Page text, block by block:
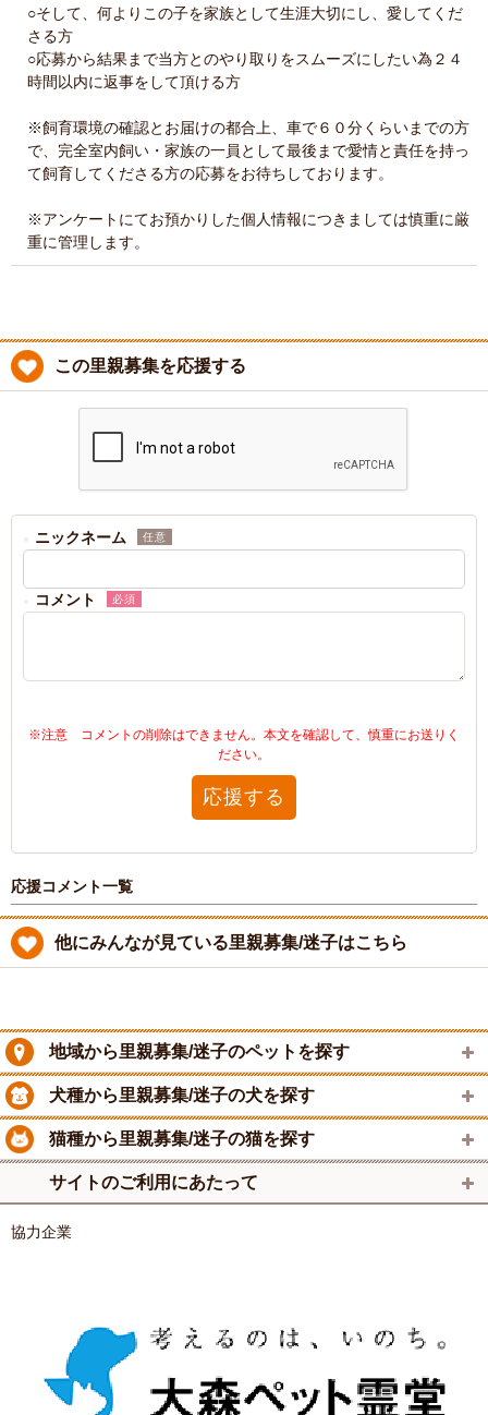
○そして、何よりこの子を家族として生涯大切にし、愛してくだ
さる方
○応募から結果まで当方とのやり取りをスムーズにしたい為２４
時間以内に返事をして頂ける方
※飼育環境の確認とお届けの都合上、車で６０分くらいまでの方
で、完全室内飼い・家族の一員として最後まで愛情と責任を持っ
て飼育してくださる方の応募をお待ちしております。
※アンケートにてお預かりした個人情報につきましては慎重に厳
重に管理します。
この里親募集を応援する
ニックネーム 任意
コメント 必須
※注意 コメントの削除はできません。本文を確認して、慎重にお送りく
ださい。
応援する
応援コメント一覧
他にみんなが見ている里親募集/迷子はこちら
地域から里親募集/迷子のペットを探す
犬種から里親募集/迷子の犬を探す
猫種から里親募集/迷子の猫を探す
サイトのご利用にあたって
協力企業